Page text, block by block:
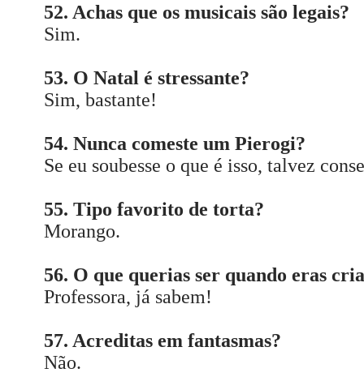
52. Achas que os musicais são legais?
Sim.
53. O Natal é stressante?
Sim, bastante!
54. Nunca comeste um Pierogi?
Se eu soubesse o que é isso, talvez
55. Tipo favorito de torta?
Morango.
56. O que querias ser quando eras
Professora, já sabem!
57. Acreditas em fantasmas?
Não.